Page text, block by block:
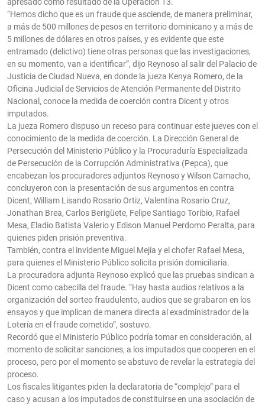
apresado como resultado de la Operación 13.
“Hemos dicho que es un fraude que asciende, de manera preliminar,
a más de 500 millones de pesos en territorio dominicano y a más de
5 millones de dólares en otros países, y es evidente que este
entramado (delictivo) tiene otras personas que las investigaciones,
en su momento, van a identificar”, dijo Reynoso al salir del Palacio de
Justicia de Ciudad Nueva, en donde la jueza Kenya Romero, de la
Oficina Judicial de Servicios de Atención Permanente del Distrito
Nacional, conoce la medida de coerción contra Dicent y otros
imputados.
La jueza Romero dispuso un receso para continuar este jueves con el
conocimiento de la medida de coerción. La Dirección General de
Persecución del Ministerio Público y la Procuraduría Especializada
de Persecución de la Corrupción Administrativa (Pepca), que
encabezan los procuradores adjuntos Reynoso y Wilson Camacho,
concluyeron con la presentación de sus argumentos en contra
Dicent, William Lisando Rosario Ortiz, Valentina Rosario Cruz,
Jonathan Brea, Carlos Berigüete, Felipe Santiago Toribio, Rafael
Mesa, Eladio Batista Valerio y Edison Manuel Perdomo Peralta, para
quienes piden prisión preventiva.
También, contra el invidente Miguel Mejía y el chofer Rafael Mesa,
para quienes el Ministerio Público solicita prisión domiciliaria.
La procuradora adjunta Reynoso explicó que las pruebas sindican a
Dicent como cabecilla del fraude. “Hay hasta audios relativos a la
organización del sorteo fraudulento, audios que se grabaron en los
ensayos y que implican de manera directa al exadministrador de la
Lotería en el fraude cometido”, sostuvo.
Recordó que el Ministerio Público podría tomar en consideración, al
momento de solicitar sanciones, a los imputados que cooperen en el
proceso, pero por el momento se abstuvo de revelar la estrategia del
proceso.
Los fiscales litigantes piden la declaratoria de “complejo” para el
caso y acusan a los imputados de constituirse en una asociación de